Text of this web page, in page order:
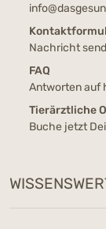
Nachricht
FAQ
Antworten auf
Tierärztliche
Buche jetzt